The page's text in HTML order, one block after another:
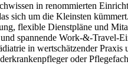
in renommierten
sich um die Kleinsten kümmert.
flexible Dienstpläne und
spannende Work-&-Travel-
in wertschätzender Praxis
oder